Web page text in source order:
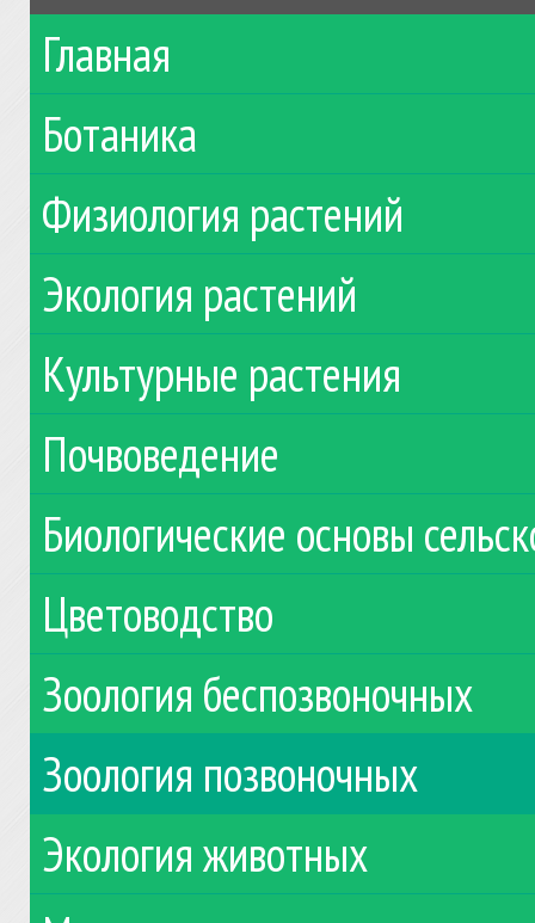
Главная
Ботаника
Физиология растений
Экология растений
Культурные растения
Почвоведение
Биологические основы
Цветоводство
Зоология беспозвоночных
Зоология позвоночных
Экология животных